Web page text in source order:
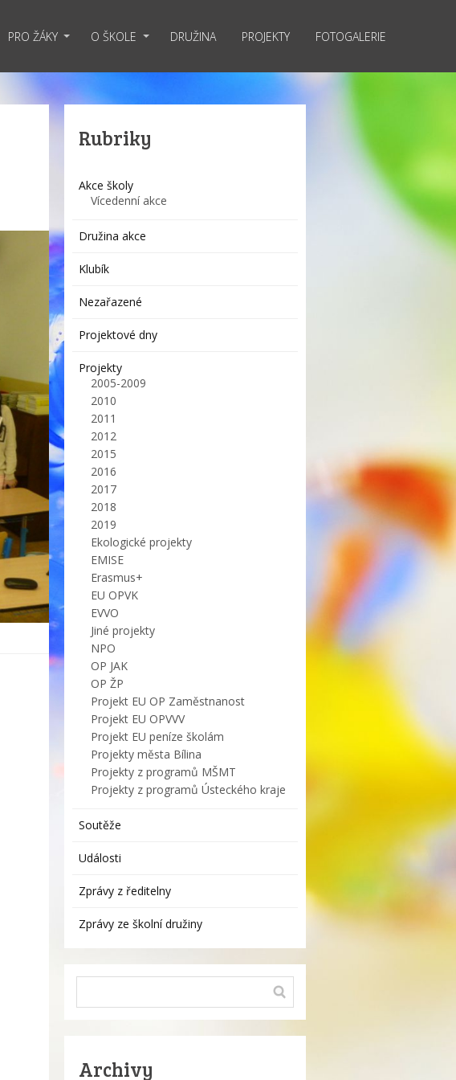
PRO ŽÁKY O ŠKOLE DRUŽINA PROJEKTY FOTOGALERIE
Rubriky
Akce školy
Vícedenní akce
Družina akce
Klubík
Nezařazené
Projektové dny
Projekty
2005-2009
2010
2011
2012
2015
2016
2017
2018
2019
Ekologické projekty
EMISE
Erasmus+
EU OPVK
EVVO
Jiné projekty
NPO
OP JAK
OP ŽP
Projekt EU OP Zaměstnanost
Projekt EU OPVVV
Projekt EU peníze školám
Projekty města Bílina
Projekty z programů MŠMT
Projekty z programů Ústeckého kraje
Soutěže
Události
Zprávy z ředitelny
Zprávy ze školní družiny
Archivy